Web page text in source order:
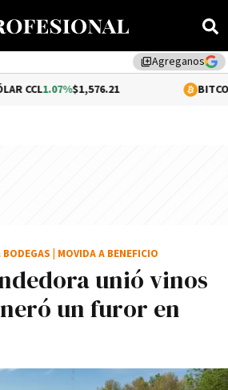
library_addAgreganos
$1,576.21 0.29%
unió vinos
un furor en
MOVIDA A BENEFICIO